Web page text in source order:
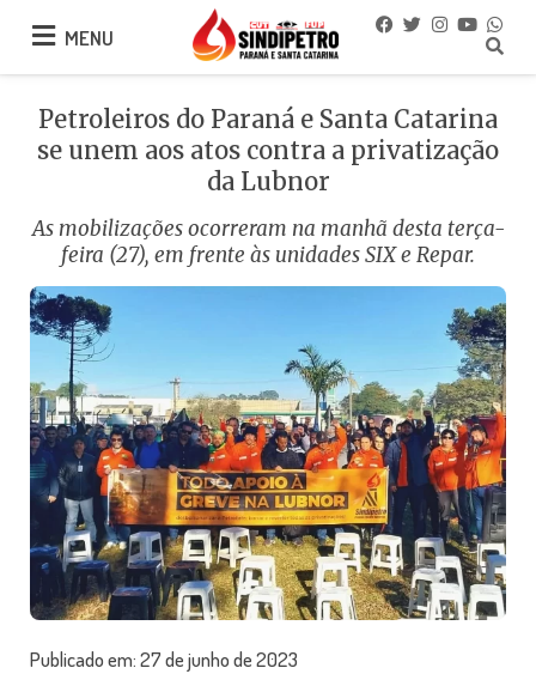
MENU
MENU
Petroleiros do Paraná e Santa Catarina
se unem aos atos contra a privatização
da Lubnor
As mobilizações ocorreram na manhã desta terça-
feira (27), em frente às unidades SIX e Repar.
Publicado em:27 de junho de 2023